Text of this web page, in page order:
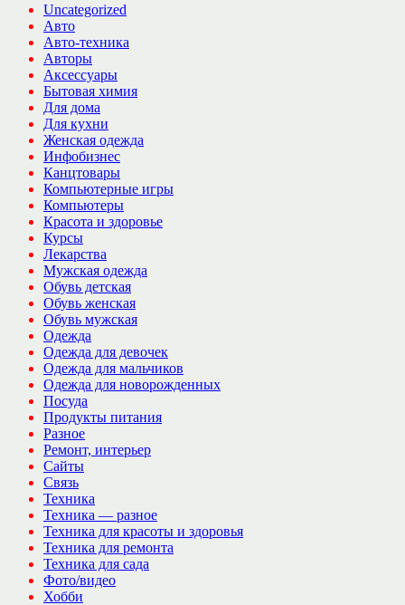
Uncategorized
Авто
Авто-техника
Авторы
Аксессуары
Бытовая химия
Для дома
Для кухни
Женская одежда
Инфобизнес
Канцтовары
Компьютерные игры
Компьютеры
Красота и здоровье
Курсы
Лекарства
Мужская одежда
Обувь детская
Обувь женская
Обувь мужская
Одежда
Одежда для девочек
Одежда для мальчиков
Одежда для новорожденных
Посуда
Продукты питания
Разное
Ремонт, интерьер
Сайты
Связь
Техника
Техника — разное
Техника для красоты и здоровья
Техника для ремонта
Техника для сада
Фото/видео
Хобби